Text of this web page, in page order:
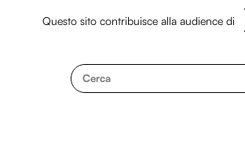
Questo sito contribuisce alla audience di
Cerca